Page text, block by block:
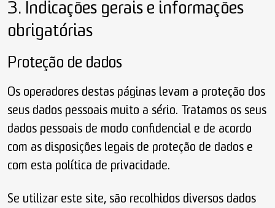
3. Indicações gerais e informações
obrigatórias
Proteção de dados
Os operadores destas páginas levam a proteção dos
seus dados pessoais muito a sério. Tratamos os seus
dados pessoais de modo confidencial e de acordo
com as disposições legais de proteção de dados e
com esta política de privacidade.
Se utilizar este site, são recolhidos diversos dados